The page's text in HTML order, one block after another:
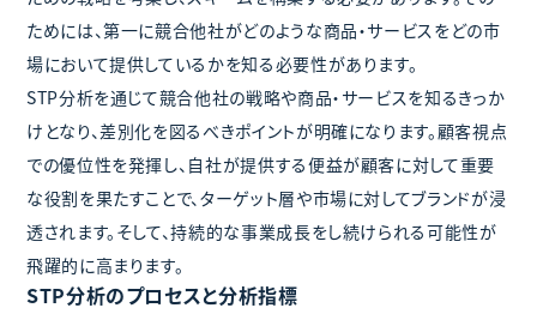
ためには、第一に競合他社がどのような商品・サービスをどの市
場において提供しているかを知る必要性があります。
STP分析を通じて競合他社の戦略や商品・サービスを知るきっか
けとなり、差別化を図るべきポイントが明確になります。顧客視点
での優位性を発揮し、自社が提供する便益が顧客に対して重要
な役割を果たすことで、ターゲット層や市場に対してブランドが浸
透されます。そして、持続的な事業成長をし続けられる可能性が
飛躍的に高まります。
STP分析のプロセスと分析指標